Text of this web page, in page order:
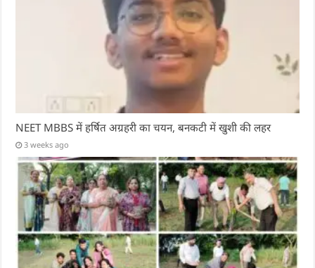
NEET MBBS में हर्षित अग्रहरी का चयन, बनकटी में खुशी की लहर
3 weeks ago